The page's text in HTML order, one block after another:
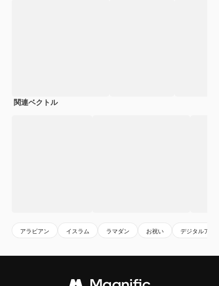
関連ベクトル
アラビアン イスラム ラマダン お祝い デジタルアー